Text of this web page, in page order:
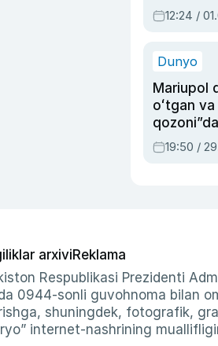
Oripovni
12:24 /
Dunyo
Mariupol
oʻtgan
armiyasi
19:50 /
arxiviReklama
Respublikasi Prezidenti
0944-sonli guvohnoma bilan
shuningdek, fotografik,
internet-nashrining